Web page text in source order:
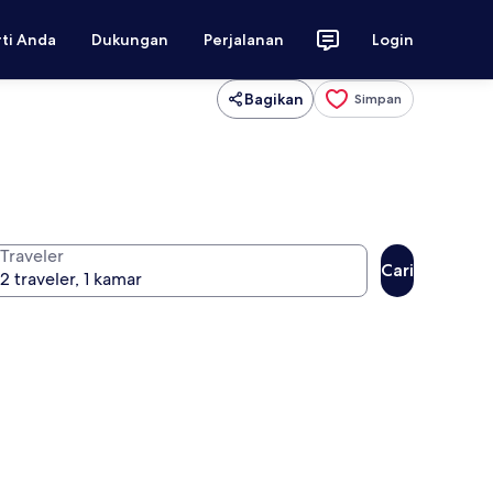
Anda Dukungan Perjalanan Login
Bagikan Simpan
Traveler
Cari